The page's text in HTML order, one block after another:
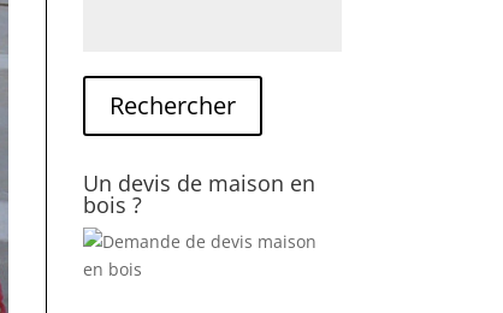
Un devis de maison en
bois ?